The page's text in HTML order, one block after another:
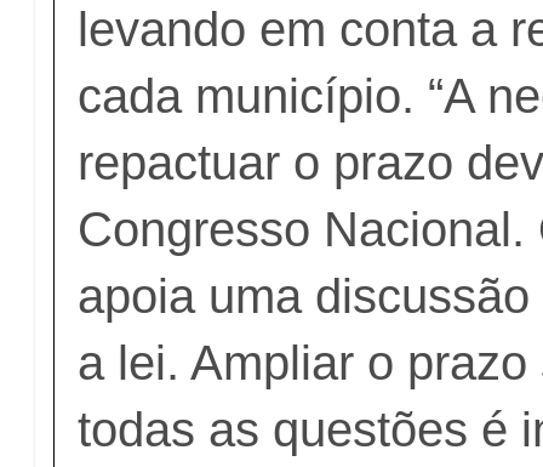
levando em conta a
cada município. “A
repactuar o prazo
Congresso Nacional.
apoia uma
a lei. Ampliar o
todas as questões é